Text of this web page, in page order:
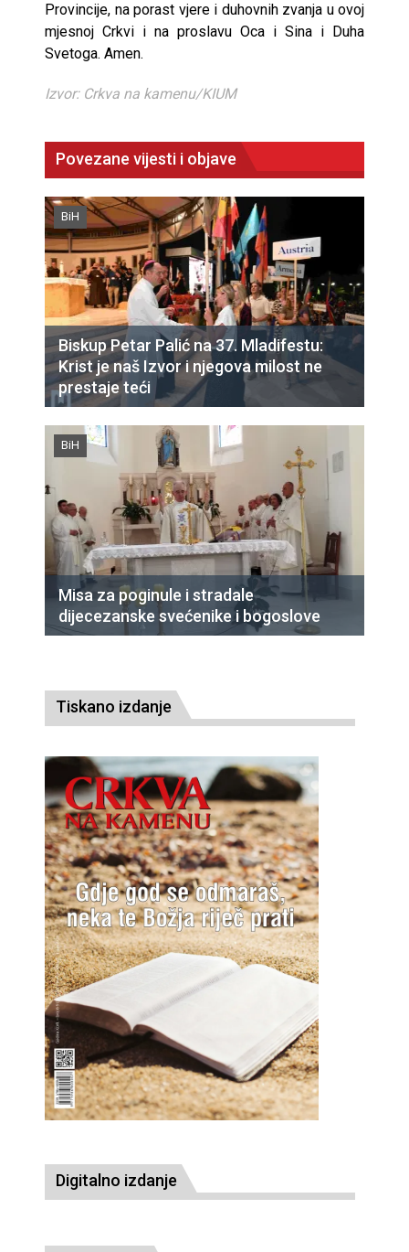
Provincije, na porast vjere i duhovnih zvanja u ovoj
mjesnoj Crkvi i na proslavu Oca i Sina i Duha
Svetoga. Amen.
Izvor: Crkva na kamenu/KIUM
Povezane vijesti i objave
BiH
Biskup Petar Palić na 37. Mladifestu:
Krist je naš Izvor i njegova milost ne
prestaje teći
BiH
Misa za poginule i stradale
dijecezanske svećenike i bogoslove
Tiskano izdanje
Digitalno izdanje